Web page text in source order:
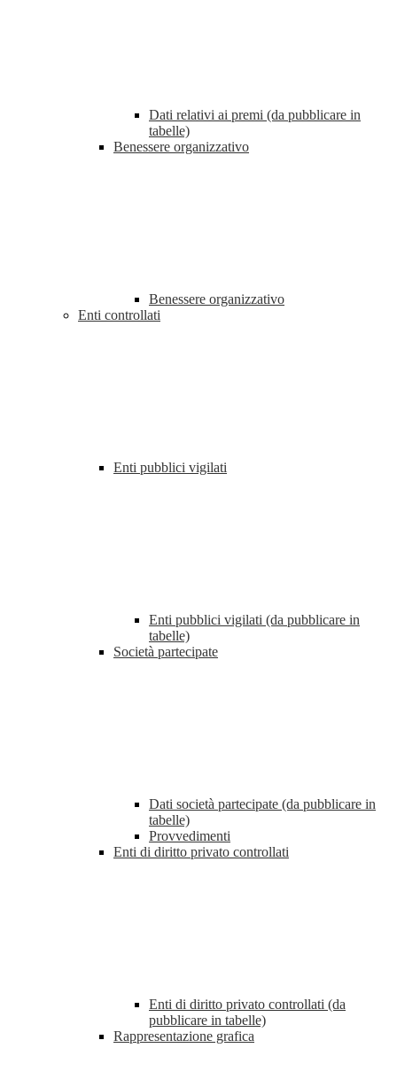
Dati relativi ai premi (da pubblicare in
tabelle)
Benessere organizzativo
Benessere organizzativo
Enti controllati
Enti pubblici vigilati
Enti pubblici vigilati (da pubblicare in
tabelle)
Società partecipate
Dati società partecipate (da pubblicare in
tabelle)
Provvedimenti
Enti di diritto privato controllati
Enti di diritto privato controllati (da
pubblicare in tabelle)
Rappresentazione grafica